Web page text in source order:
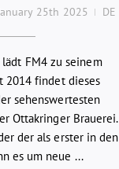
25th 2025 DE
lädt FM4 zu seinem
2014 findet dieses
sehenswertesten
Ottakringer Brauerei.
der als erster in den
es um neue ...